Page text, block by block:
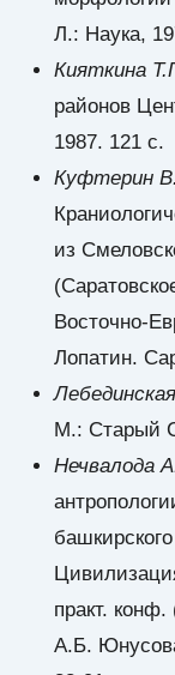
Л.: Наука,
Кияткина
районов
1987. 121 с.
Куфтерин
из
Восточно-
Лопатин.
М.: Старый
Нечвалода
практ.
А.Б.